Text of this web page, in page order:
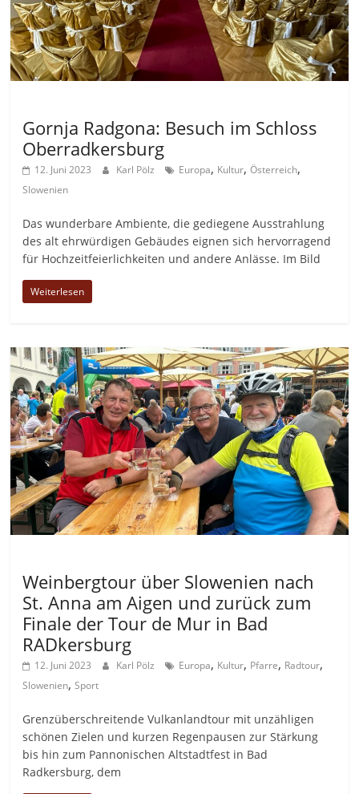
Gornja Radgona: Besuch im Schloss
Oberradkersburg
12. Juni 2023 Karl Pölz Europa, Kultur,Österreich,
Slowenien
Das wunderbare Ambiente, die gediegene Ausstrahlung
des alt ehrwürdigen Gebäudes eignen sich hervorragend
für Hochzeitfeierlichkeiten und andere Anlässe. Im Bild
Weiterlesen
Weinbergtour über Slowenien nach
St. Anna am Aigen und zurück zum
Finale der Tour de Mur in Bad
RADkersburg
12. Juni 2023 Karl Pölz Europa, Kultur, Pfarre, Radtour,
Slowenien,Sport
Grenzüberschreitende Vulkanlandtour mit unzähligen
schönen Zielen und kurzen Regenpausen zur Stärkung
bis hin zum Pannonischen Altstadtfest in Bad
Radkersburg, dem